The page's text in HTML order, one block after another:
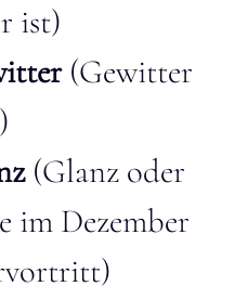
ist)
(Gewitter
(Glanz oder
im Dezember